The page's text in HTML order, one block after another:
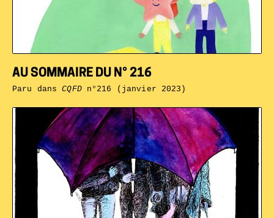
AU SOMMAIRE DU N° 216
Paru dansCQFDn°216 (janvier 2023)